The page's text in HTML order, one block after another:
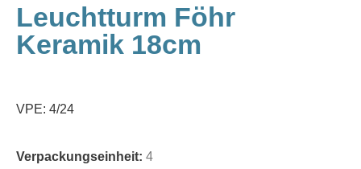
Leuchtturm Föhr
Keramik 18cm
VPE: 4/24
Verpackungseinheit: 4